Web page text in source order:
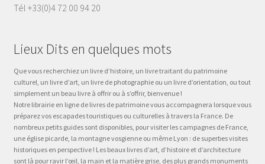
Tél +33(0)4 72 00 94 20
Lieux Dits en quelques mots
Que vous recherchiez un livre d’histoire, un livre traitant du patrimoine
culturel, un livre d’art, un livre de photographie ou un livre d’orientation, ou tout
simplement un beau livre à offrir ou à s’offrir, bienvenue !
Notre librairie en ligne de livres de patrimoine vous accompagnera lorsque vous
préparez vos escapades touristiques ou culturelles à travers la France. De
nombreux petits guides sont disponibles, pour visiter les campagnes de France,
une église picarde, la montagne vosgienne ou même Lyon : de superbes visites
historiques en perspective ! Les beaux livres d’art, d’histoire et d’architecture
sont là pour ravir l’œil, la main et la matière grise, des plus grands monuments